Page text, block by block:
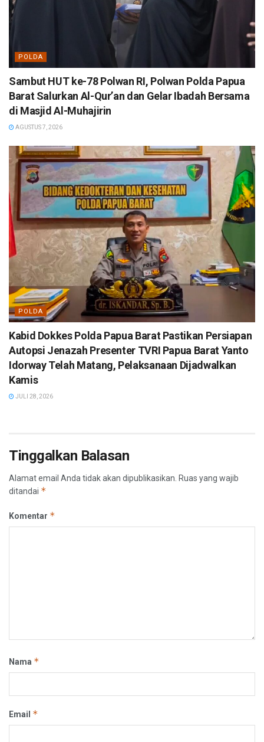
POLDA
Sambut HUT ke-78 Polwan RI, Polwan Polda Papua
Barat Salurkan Al-Qur’an dan Gelar Ibadah Bersama
di Masjid Al-Muhajirin
AGUSTUS 7, 2026
POLDA
Kabid Dokkes Polda Papua Barat Pastikan Persiapan
Autopsi Jenazah Presenter TVRI Papua Barat Yanto
Idorway Telah Matang, Pelaksanaan Dijadwalkan
Kamis
JULI 28, 2026
Tinggalkan Balasan
Alamat email Anda tidak akan dipublikasikan. Ruas yang wajib
ditandai *
Komentar *
Nama *
Email *